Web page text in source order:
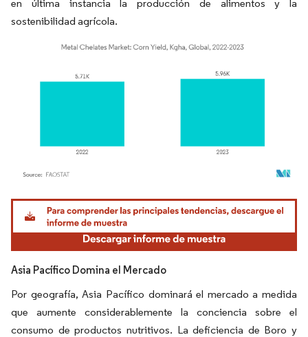
en última instancia la producción de alimentos y la
sostenibilidad agrícola.
Imagen © Mordor Intelligence. El uso requiere atribución según CC BY 4.0.
Asia Pacífico Domina el Mercado
Por geografía, Asia Pacífico dominará el mercado a medida
que aumente considerablemente la conciencia sobre el
consumo de productos nutritivos. La deficiencia de Boro y